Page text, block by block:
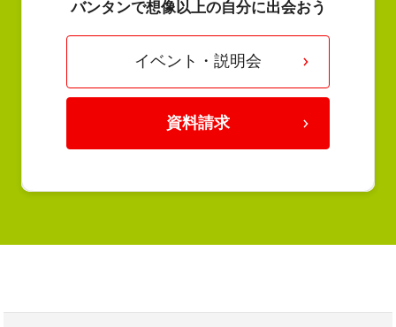
バンタンで想像以上の自分に出会おう
イベント・説明会
資料請求